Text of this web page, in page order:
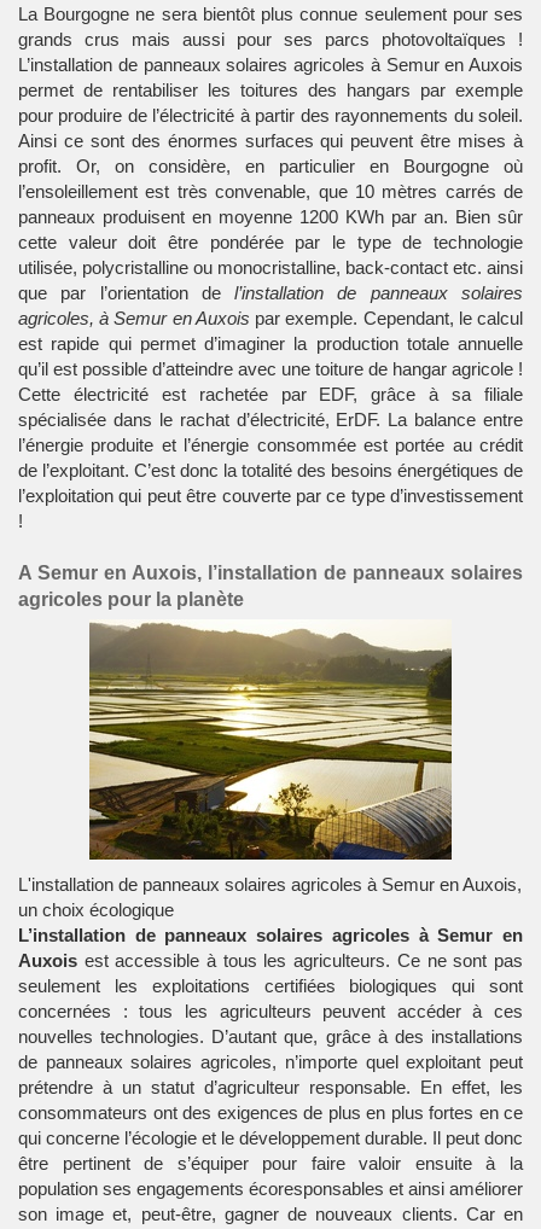
La Bourgogne ne sera bientôt plus connue seulement pour ses
grands crus mais aussi pour ses parcs photovoltaïques !
L’installation de panneaux solaires agricoles à Semur en Auxois
permet de rentabiliser les toitures des hangars par exemple
pour produire de l’électricité à partir des rayonnements du soleil.
Ainsi ce sont des énormes surfaces qui peuvent être mises à
profit. Or, on considère, en particulier en Bourgogne où
l’ensoleillement est très convenable, que 10 mètres carrés de
panneaux produisent en moyenne 1200 KWh par an. Bien sûr
cette valeur doit être pondérée par le type de technologie
utilisée, polycristalline ou monocristalline, back-contact etc. ainsi
que par l’orientation del’installation de panneaux solaires
agricoles, à Semur en Auxois par exemple. Cependant, le calcul
est rapide qui permet d’imaginer la production totale annuelle
qu’il est possible d’atteindre avec une toiture de hangar agricole !
Cette électricité est rachetée par EDF, grâce à sa filiale
spécialisée dans le rachat d’électricité, ErDF. La balance entre
l’énergie produite et l’énergie consommée est portée au crédit
de l’exploitant. C’est donc la totalité des besoins énergétiques de
l’exploitation qui peut être couverte par ce type d’investissement
!
A Semur en Auxois, l’installation de panneaux solaires
agricoles pour la planète
L'installation de panneaux solaires agricoles à Semur en Auxois,
un choix écologique
L’installation de panneaux solaires agricoles à Semur en
Auxois est accessible à tous les agriculteurs. Ce ne sont pas
seulement les exploitations certifiées biologiques qui sont
concernées : tous les agriculteurs peuvent accéder à ces
nouvelles technologies. D’autant que, grâce à des installations
de panneaux solaires agricoles, n’importe quel exploitant peut
prétendre à un statut d’agriculteur responsable. En effet, les
consommateurs ont des exigences de plus en plus fortes en ce
qui concerne l’écologie et le développement durable. Il peut donc
être pertinent de s’équiper pour faire valoir ensuite à la
population ses engagements écoresponsables et ainsi améliorer
son image et, peut-être, gagner de nouveaux clients. Car en